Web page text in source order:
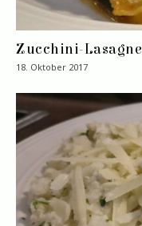
Zucchini-Lasagne
18. Oktober 2017